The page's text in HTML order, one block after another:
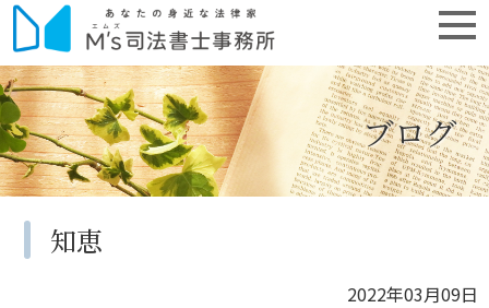
ブログ
知恵
2022年03月09日